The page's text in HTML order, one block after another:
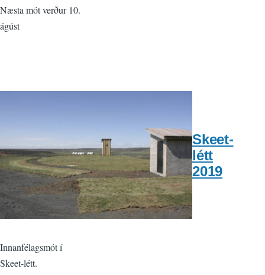
Næsta mót verður 10.
ágúst
Skeet-
létt
2019
Innanfélagsmót í
Skeet-létt.